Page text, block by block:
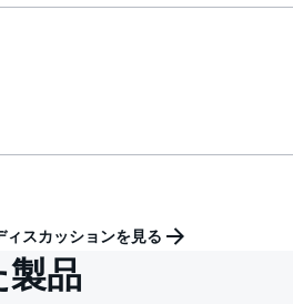
スカッションを見る
製品